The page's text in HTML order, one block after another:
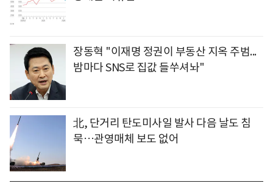
장동혁 "이재명 정권이 부동산 지옥 주범...
밤마다 SNS로 집값 들쑤셔놔"
北, 단거리 탄도미사일 발사 다음 날도 침
묵…관영매체 보도 없어